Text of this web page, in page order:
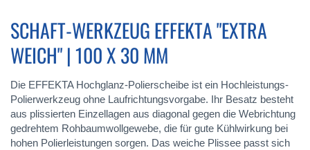
SCHAFT-WERKZEUG EFFEKTA "EXTRA
WEICH" | 100 X 30 MM
Die EFFEKTA Hochglanz-Polierscheibe ist ein Hochleistungs-
Polierwerkzeug ohne Laufrichtungsvorgabe. Ihr Besatz besteht
aus plissierten Einzellagen aus diagonal gegen die Webrichtung
gedrehtem Rohbaumwollgewebe, die für gute Kühlwirkung bei
hohen Polierleistungen sorgen. Das weiche Plissee passt sich